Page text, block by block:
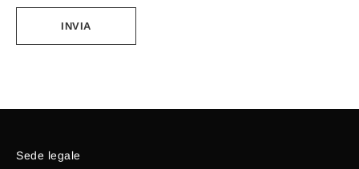
Sede legale